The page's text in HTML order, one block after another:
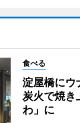
食べる
淀屋橋に
炭火で焼き
わ」に